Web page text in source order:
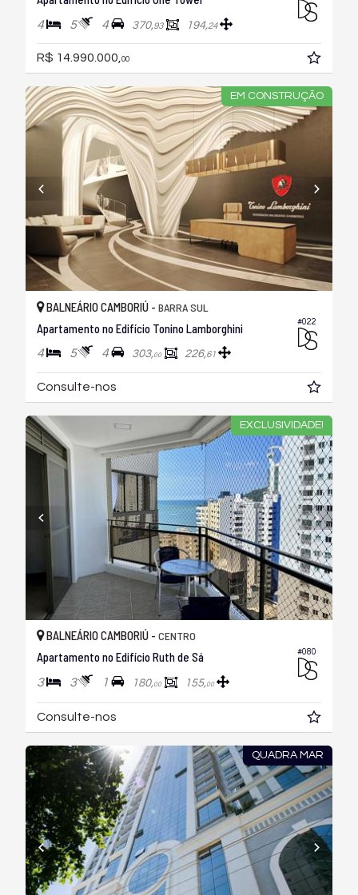
4 5 4 370,93 194,24
R$ 14.990.000,00
EM CONSTRUÇÃO
#022
BALNEÁRIO CAMBORIÚ - BARRA SUL
Apartamento no Edifício Tonino Lamborghini
4 5 4 303,00 226,61
Consulte-nos
EXCLUSIVIDADE!
#080
BALNEÁRIO CAMBORIÚ - CENTRO
Apartamento no Edifício Ruth de Sá
3 3 1 180,00 155,00
Consulte-nos
QUADRA MAR